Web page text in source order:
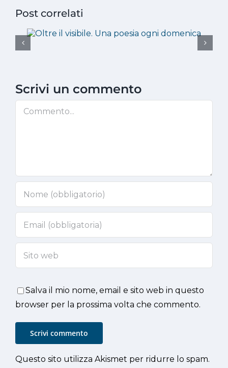
Post correlati
Scrivi un commento
Commento
Salva il mio nome, email e sito web in questo
browser per la prossima volta che commento.
Questo sito utilizza Akismet per ridurre lo spam.